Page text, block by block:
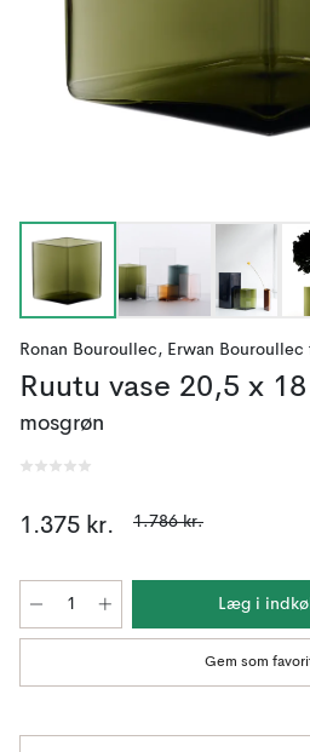
Ronan Bouroullec, Erwan Bouroullec
Ruutu vase 20,5 x
mosgrøn
1.375 kr. 1.786 kr.
Læg i
Gem som